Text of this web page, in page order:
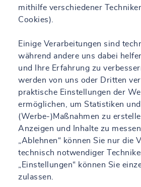
mithilfe verschiedener
Cookies).
Einige Verarbeitungen sind
während andere uns dabei
und Ihre Erfahrung zu
werden von uns oder Dritten
praktische Einstellungen der
ermöglichen, um Statistiken
(Werbe-)Maßnahmen zu
Anzeigen und Inhalte zu
„Ablehnen“ können Sie nur die
technisch notwendiger
„Einstellungen“ können Sie
zulassen.